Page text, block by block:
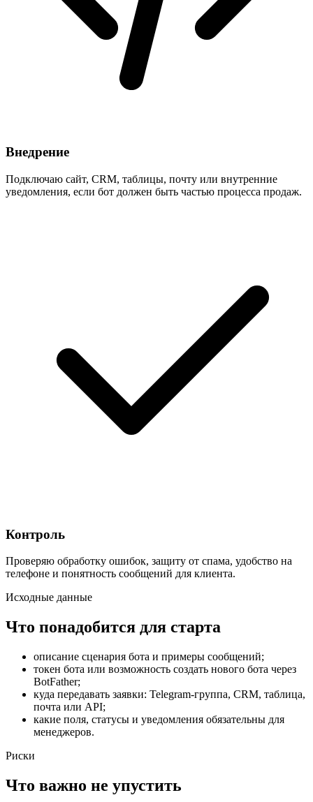
Внедрение
Подключаю сайт, CRM, таблицы, почту или внутренние
уведомления, если бот должен быть частью процесса продаж.
Контроль
Проверяю обработку ошибок, защиту от спама, удобство на
телефоне и понятность сообщений для клиента.
Исходные данные
Что понадобится для старта
описание сценария бота и примеры сообщений;
токен бота или возможность создать нового бота через
BotFather;
куда передавать заявки: Telegram-группа, CRM, таблица,
почта или API;
какие поля, статусы и уведомления обязательны для
менеджеров.
Риски
Что важно не упустить